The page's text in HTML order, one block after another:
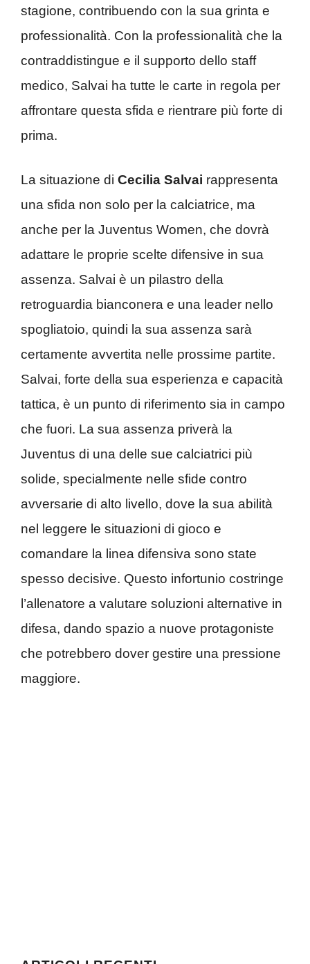
stagione, contribuendo con la sua grinta e
professionalità. Con la professionalità che la
contraddistingue e il supporto dello staff
medico, Salvai ha tutte le carte in regola per
affrontare questa sfida e rientrare più forte di
prima.
La situazione di Cecilia Salvai rappresenta
una sfida non solo per la calciatrice, ma
anche per la Juventus Women, che dovrà
adattare le proprie scelte difensive in sua
assenza. Salvai è un pilastro della
retroguardia bianconera e una leader nello
spogliatoio, quindi la sua assenza sarà
certamente avvertita nelle prossime partite.
Salvai, forte della sua esperienza e capacità
tattica, è un punto di riferimento sia in campo
che fuori. La sua assenza priverà la
Juventus di una delle sue calciatrici più
solide, specialmente nelle sfide contro
avversarie di alto livello, dove la sua abilità
nel leggere le situazioni di gioco e
comandare la linea difensiva sono state
spesso decisive. Questo infortunio costringe
l’allenatore a valutare soluzioni alternative in
difesa, dando spazio a nuove protagoniste
che potrebbero dover gestire una pressione
maggiore.